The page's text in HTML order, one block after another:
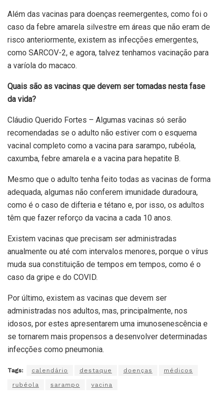
Além das vacinas para doenças reemergentes, como foi o
caso da febre amarela silvestre em áreas que não eram de
risco anteriormente, existem as infecções emergentes,
como SARCOV-2, e agora, talvez tenhamos vacinação para
a varíola do macaco.
Quais são as vacinas que devem ser tomadas nesta fase
da vida?
Cláudio Querido Fortes – Algumas vacinas só serão
recomendadas se o adulto não estiver com o esquema
vacinal completo como a vacina para sarampo, rubéola,
caxumba, febre amarela e a vacina para hepatite B.
Mesmo que o adulto tenha feito todas as vacinas de forma
adequada, algumas não conferem imunidade duradoura,
como é o caso de difteria e tétano e, por isso, os adultos
têm que fazer reforço da vacina a cada 10 anos.
Existem vacinas que precisam ser administradas
anualmente ou até com intervalos menores, porque o vírus
muda sua constituição de tempos em tempos, como é o
caso da gripe e do COVID.
Por último, existem as vacinas que devem ser
administradas nos adultos, mas, principalmente, nos
idosos, por estes apresentarem uma imunosenescência e
se tornarem mais propensos a desenvolver determinadas
infecções como pneumonia.
Tags: calendário destaque doenças médicos
rubéola sarampo vacina